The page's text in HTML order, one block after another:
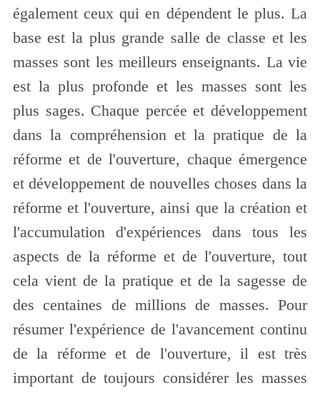
également ceux qui en dépendent le plus. La
base est la plus grande salle de classe et les
masses sont les meilleurs enseignants. La vie
est la plus profonde et les masses sont les
plus sages. Chaque percée et développement
dans la compréhension et la pratique de la
réforme et de l'ouverture, chaque émergence
et développement de nouvelles choses dans la
réforme et l'ouverture, ainsi que la création et
l'accumulation d'expériences dans tous les
aspects de la réforme et de l'ouverture, tout
cela vient de la pratique et de la sagesse de
des centaines de millions de masses. Pour
résumer l'expérience de l'avancement continu
de la réforme et de l'ouverture, il est très
important de toujours considérer les masses